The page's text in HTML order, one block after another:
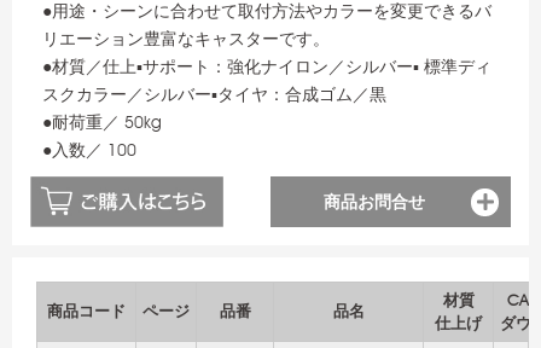
●用途・シーンに合わせて取付方法やカラーを変更できるバ
リエーション豊富なキャスターです。
●材質／仕上▪サポート：強化ナイロン／シルバー▪ 標準ディ
スクカラー／シルバー▪タイヤ：合成ゴム／黒
●耐荷重／ 50kg
●入数／ 100
商品お問合せ
商品コード ページ 品番 品名
材質
仕上げ
ダウ